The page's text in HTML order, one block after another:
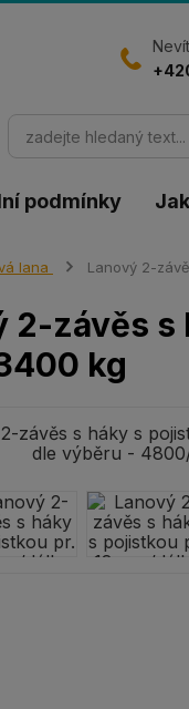
podmínky
lana Lanový 2-
2-závěs s
kg